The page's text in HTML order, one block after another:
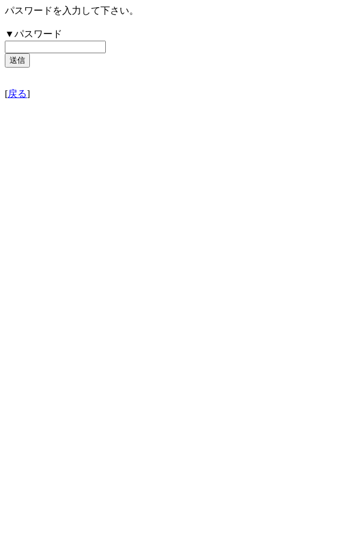
パスワードを入力して下さい。
▼パスワード
[戻る]